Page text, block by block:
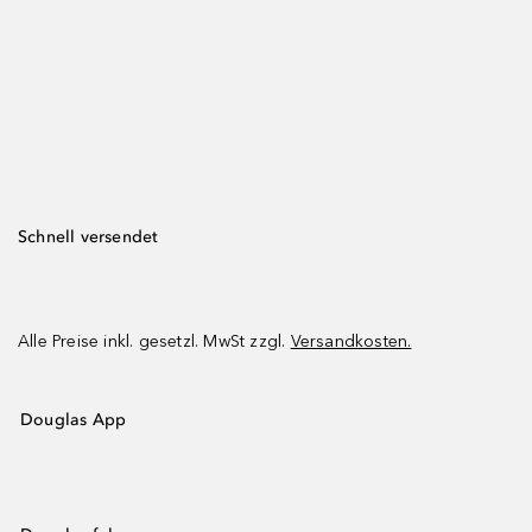
Schnell versendet
Alle Preise inkl. gesetzl. MwSt zzgl. Versandkosten.
Douglas App